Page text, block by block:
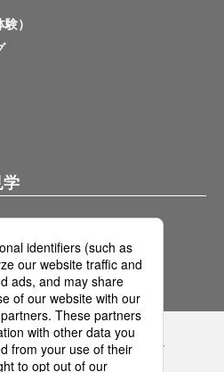
）
学
くらし SNSアカウント